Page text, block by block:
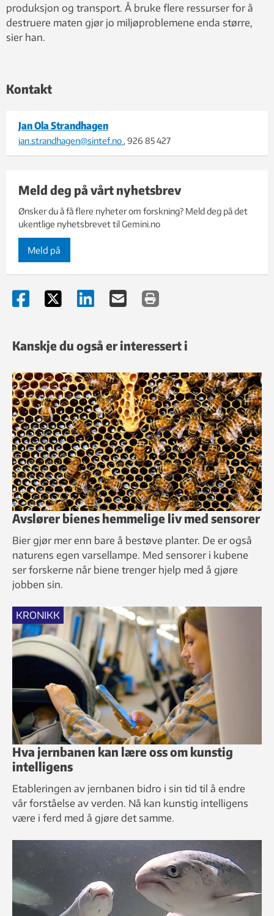
produksjon og transport. Å bruke flere ressurser for å
destruere maten gjør jo miljøproblemene enda større,
sier han.
Kontakt
Jan Ola Strandhagen
jan.strandhagen@sintef.no , 926 85 427
Meld deg på vårt nyhetsbrev
Ønsker du å få flere nyheter om forskning? Meld deg på det
ukentlige nyhetsbrevet til Gemini.no
Meld på
Kanskje du også er interessert i
Avslører bienes hemmelige liv med sensorer
Bier gjør mer enn bare å bestøve planter. De er også
naturens egen varsellampe. Med sensorer i kubene
ser forskerne når biene trenger hjelp med å gjøre
jobben sin.
KRONIKK
Hva jernbanen kan lære oss om kunstig
intelligens
Etableringen av jernbanen bidro i sin tid til å endre
vår forståelse av verden. Nå kan kunstig intelligens
være i ferd med å gjøre det samme.